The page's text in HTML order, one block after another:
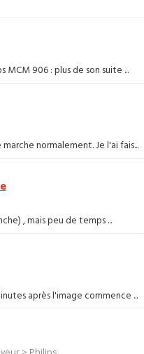
MCM 906 : plus de son suite ...
normalement. Je l'ai fais...
, mais peu de temps ...
après l'image commence ...